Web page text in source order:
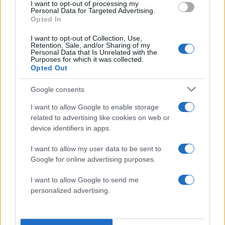
I want to opt-out of processing my
Personal Data for Targeted Advertising.
Opted In
I want to opt-out of Collection, Use,
Retention, Sale, and/or Sharing of my
Personal Data that Is Unrelated with the
Purposes for which it was collected.
Opted Out
Google consents
I want to allow Google to enable storage
related to advertising like cookies on web or
device identifiers in apps.
I want to allow my user data to be sent to
Google for online advertising purposes.
I want to allow Google to send me
personalized advertising.
να συνδέσει την πορεία της χώρας με τη
μετεξέλιξη της Νέας Δημοκρατίας από το 2016
μέχρι σήμερα. «Το 2016 μαζί με την Ελλάδα
άλλαξε και η ΝΔ», ανέφερε χαρακτηριστικά,
σημειώνοντας ότι η παράταξη «διπλασίασε τις
δυνάμεις της», επικρατώντας «σε τρεις εθνικές
εκλογές, δύο ευρωεκλογές και δύο
αυτοδιοικητικές μάχες».
«Κυρίως κερδίσαμε την εμπιστοσύνη και την
αποδοχή των πολλών», υπογράμμισε,
περιγράφοντας τη Νέα Δημοκρατία ως «ένα
ευρύ ρεύμα προόδου και αντίστασης στον
λαϊκισμό». Παράλληλα, επιχείρησε να δώσει και